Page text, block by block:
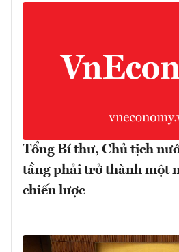
Tổng Bí thư, Chủ tịch
tầng phải trở thành một
chiến lược